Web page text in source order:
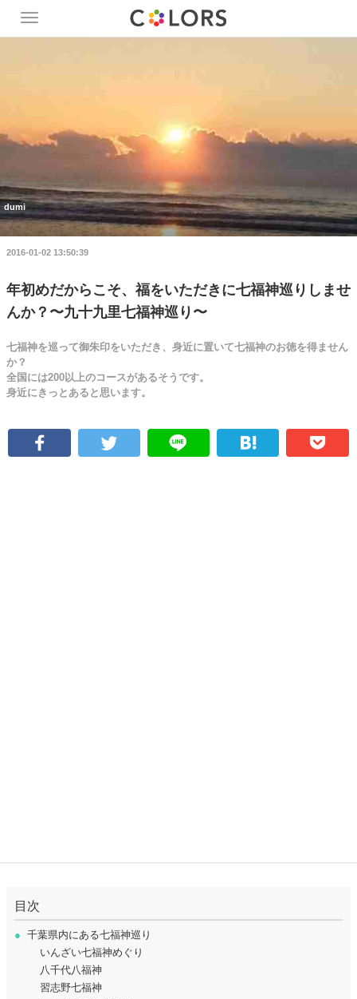
Toggle
navigation
dumi
2016-01-02 13:50:39
年初めだからこそ、福をいただきに七福神巡りしませ
んか？〜九十九里七福神巡り〜
七福神を巡って御朱印をいただき、身近に置いて七福神のお徳を得ません
か？
全国には200以上のコースがあるそうです。
身近にきっとあると思います。
目次
● 千葉県内にある七福神巡り
いんざい七福神めぐり
八千代八福神
習志野七福神